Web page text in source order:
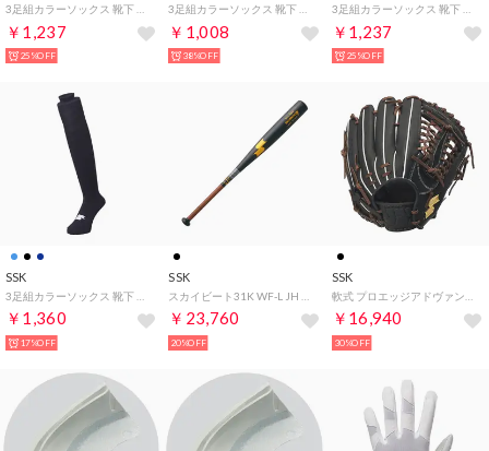
￥1,237
25%OFF
￥1,008
38%OFF
￥1,237
25%OFF
SSK
￥1,360
17%OFF
SSK
￥23,760
20%OFF
SSK
￥16,940
30%OFF